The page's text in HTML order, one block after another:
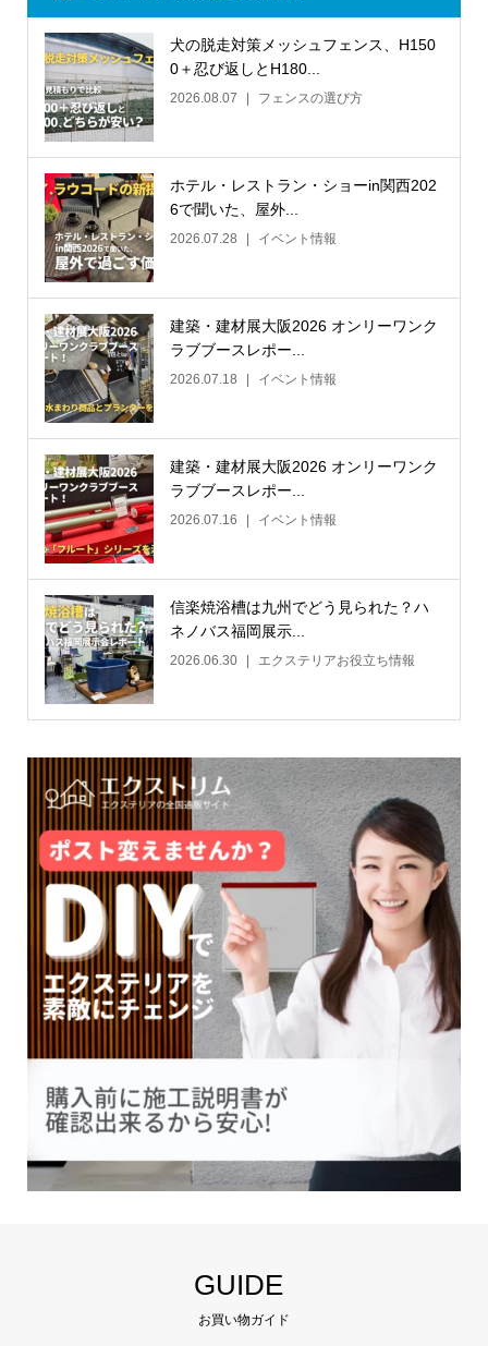
犬の脱走対策メッシュフェンス、H150
0＋忍び返しとH180...
2026.08.07 フェンスの選び方
ホテル・レストラン・ショーin関西202
6で聞いた、屋外...
2026.07.28 イベント情報
建築・建材展大阪2026 オンリーワンク
ラブブースレポー...
2026.07.18 イベント情報
建築・建材展大阪2026 オンリーワンク
ラブブースレポー...
2026.07.16 イベント情報
信楽焼浴槽は九州でどう見られた？ハ
ネノバス福岡展示...
2026.06.30 エクステリアお役立ち情報
GUIDE
お買い物ガイド